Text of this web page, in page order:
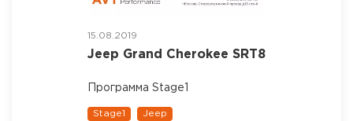
15.08.2019
Jeep Grand Cherokee SRT8
Программа Stage1
Stage1 Jeep